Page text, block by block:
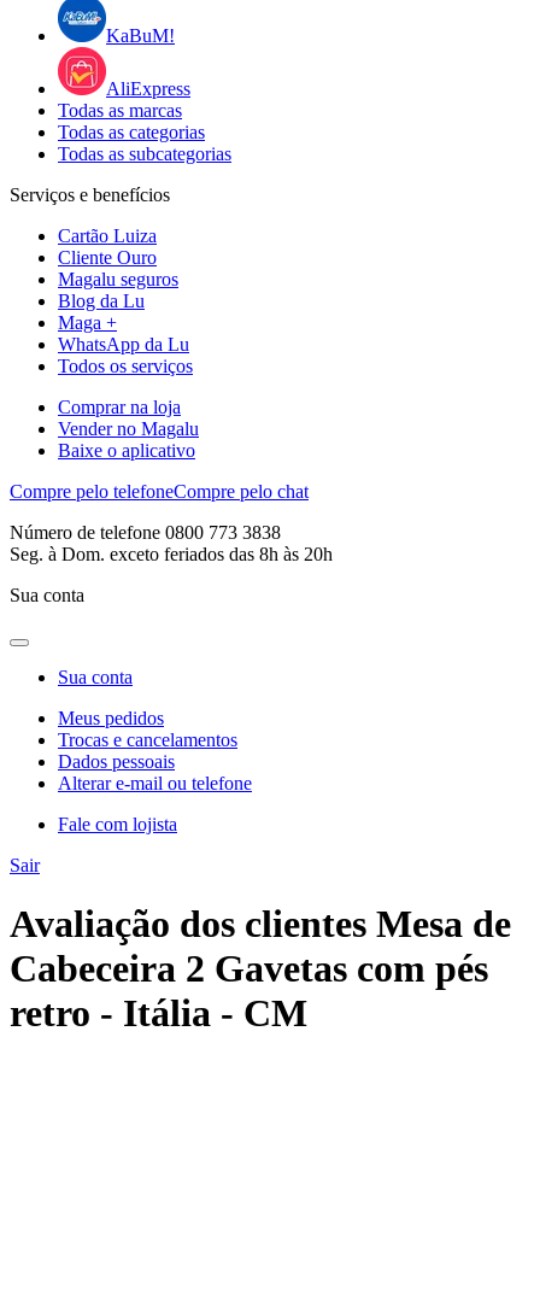
KaBuM!
AliExpress
Todas as marcas
Todas as categorias
Todas as subcategorias
Serviços e benefícios
Cartão Luiza
Cliente Ouro
Magalu seguros
Blog da Lu
Maga +
WhatsApp da Lu
Todos os serviços
Comprar na loja
Vender no Magalu
Baixe o aplicativo
Compre pelo telefoneCompre pelo chat
Número de telefone 0800 773 3838
Seg. à Dom. exceto feriados das 8h às 20h
Sua conta
Sua conta
Meus pedidos
Trocas e cancelamentos
Dados pessoais
Alterar e-mail ou telefone
Fale com lojista
Sair
Avaliação dos clientes Mesa de
Cabeceira 2 Gavetas com pés
retro - Itália - CM